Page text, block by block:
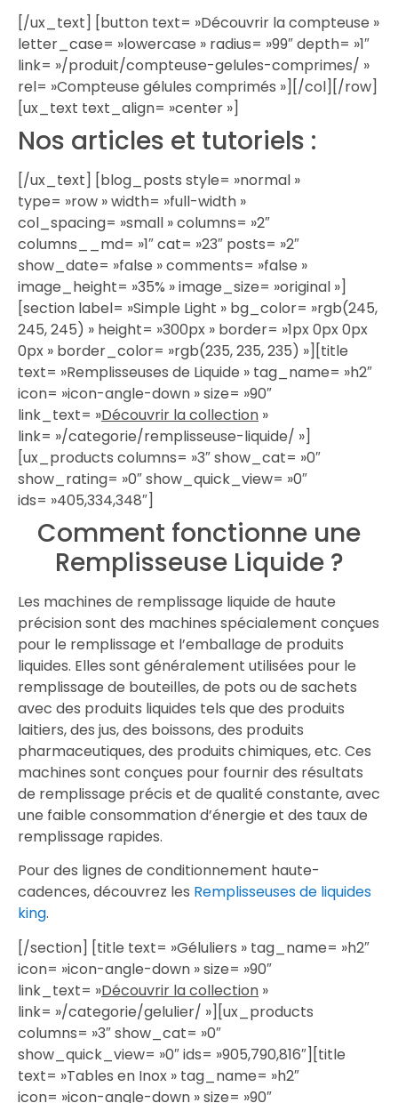
[/ux_text] [button text= »Découvrir la compteuse »
letter_case= »lowercase » radius= »99″ depth= »1″
link= »/produit/compteuse-gelules-comprimes/ »
rel= »Compteuse gélules comprimés »][/col][/row]
[ux_text text_align= »center »]
Nos articles et tutoriels :
[/ux_text] [blog_posts style= »normal »
type= »row » width= »full-width »
col_spacing= »small » columns= »2″
columns__md= »1″ cat= »23″ posts= »2″
show_date= »false » comments= »false »
image_height= »35% » image_size= »original »]
[section label= »Simple Light » bg_color= »rgb(245,
245, 245) » height= »300px » border= »1px 0px 0px
0px » border_color= »rgb(235, 235, 235) »][title
text= »Remplisseuses de Liquide » tag_name= »h2″
icon= »icon-angle-down » size= »90″
link_text= »Découvrir la collection »
link= »/categorie/remplisseuse-liquide/ »]
[ux_products columns= »3″ show_cat= »0″
show_rating= »0″ show_quick_view= »0″
ids= »405,334,348″]
Comment fonctionne une
Remplisseuse Liquide ?
Les machines de remplissage liquide de haute
précision sont des machines spécialement conçues
pour le remplissage et l’emballage de produits
liquides. Elles sont généralement utilisées pour le
remplissage de bouteilles, de pots ou de sachets
avec des produits liquides tels que des produits
laitiers, des jus, des boissons, des produits
pharmaceutiques, des produits chimiques, etc. Ces
machines sont conçues pour fournir des résultats
de remplissage précis et de qualité constante, avec
une faible consommation d’énergie et des taux de
remplissage rapides.
Pour des lignes de conditionnement haute-
cadences, découvrez les Remplisseuses de liquides
king.
[/section] [title text= »Géluliers » tag_name= »h2″
icon= »icon-angle-down » size= »90″
link_text= »Découvrir la collection »
link= »/categorie/gelulier/ »][ux_products
columns= »3″ show_cat= »0″
show_quick_view= »0″ ids= »905,790,816″][title
text= »Tables en Inox » tag_name= »h2″
icon= »icon-angle-down » size= »90″